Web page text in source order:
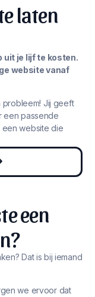
laten
uit je lijf te kosten.
website vanaf
probleem! Jij geeft
een passende
een website die
een
Dat is bij iemand
we ervoor dat